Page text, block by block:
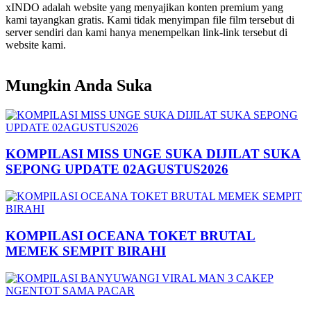
xINDO adalah website yang menyajikan konten premium yang
kami tayangkan gratis. Kami tidak menyimpan file film tersebut di
server sendiri dan kami hanya menempelkan link-link tersebut di
website kami.
Mungkin Anda Suka
KOMPILASI MISS UNGE SUKA DIJILAT SUKA
SEPONG UPDATE 02AGUSTUS2026
KOMPILASI OCEANA TOKET BRUTAL
MEMEK SEMPIT BIRAHI